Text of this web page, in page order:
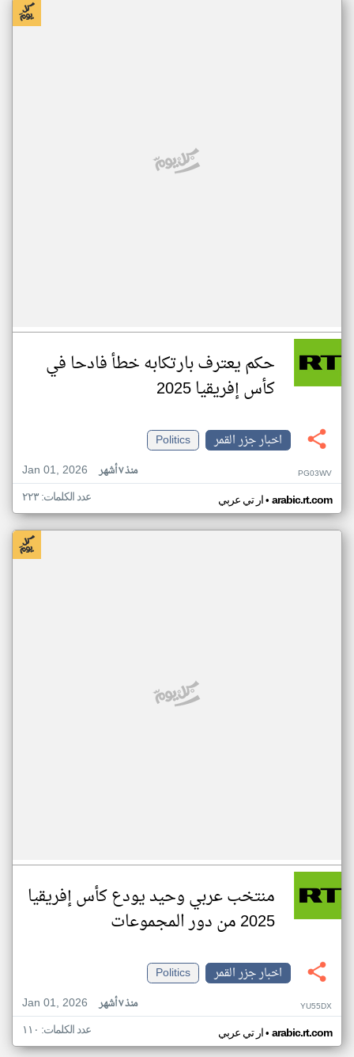
حكم يعترف بارتكابه خطأ فادحا في
كأس إفريقيا 2025
اخبار جزر القمر
Politics
Jan 01, 2026
منذ ٧ أشهر PG03WV
ار تي عربي• arabic.rt.com عدد الكلمات: ٢٢٣
منتخب عربي وحيد يودع كأس إفريقيا
2025 من دور المجموعات
اخبار جزر القمر
Politics
Jan 01, 2026
منذ ٧ أشهر YU55DX
ار تي عربي• arabic.rt.com عدد الكلمات: ١١٠